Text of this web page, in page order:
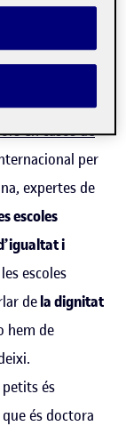
una de cada
violada. Des del
en casos de
per
expertes de
escoles
i
escoles
dela dignitat
hem de
petits és
que és doctora